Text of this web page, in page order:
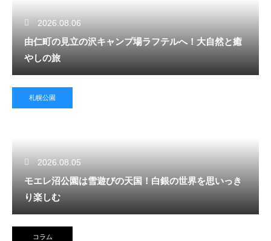
2026.08.06
由仁町の見立の沢キャンプ場ラフテルへ！大自然と癒
やしの旅
札幌公園
2026.08.05
モエレ沼公園は雪遊びの天国！白銀の世界を思いっき
り楽しむ
コラム